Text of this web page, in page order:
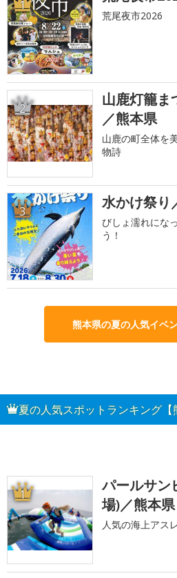
1
荒尾夜市2026
2
山鹿灯籠ま
／熊本県
山鹿の町全体を
物詩
3 水かけ祭り
びしょ濡れにな
う！
熊本県の夏の人気イベ
夏の人気スポットランキング【
1
パールサン
場)／熊本県
人気の海上アス